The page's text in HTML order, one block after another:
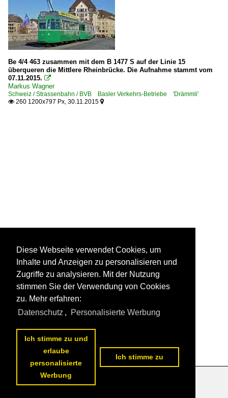
Be 4/4 463 zusammen mit dem B 1477 S auf der Linie 15
überqueren die Mittlere Rheinbrücke. Die Aufnahme stammt vom
07.11.2015. 
Markus Wagner
Schweiz / Strassenbahn / BVB Basler Verkehrs-Betriebe 'Drämmli'
 260 1200x797 Px, 30.11.2015 
Datenschutzerklärung
Diese Webseite verwendet Cookies, um
Inhalte und Anzeigen zu personalisieren und
Zugriffe zu analysieren. Mit der Nutzung
stimmen Sie der Verwendung von Cookies
zu. Mehr erfahren:
Datenschutz , Personalisierte Werbung
Ich stimme zu und
erlaube
personalisierte
Werbung
Ich stimme zu